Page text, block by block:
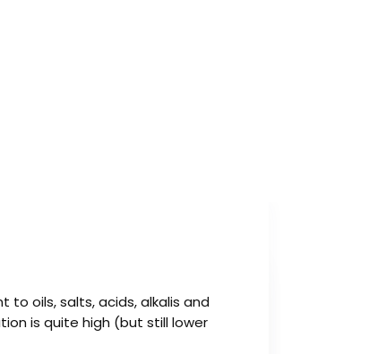
to oils, salts, acids, alkalis and
is quite high (but still lower